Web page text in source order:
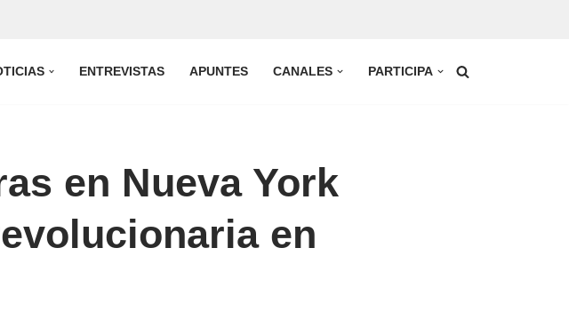
ENTREVISTAS APUNTES CANALES PARTICIPA
en Nueva York
en